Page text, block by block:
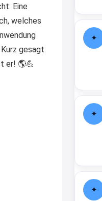
Eine
welches
gesagt:
er! 🌎💪